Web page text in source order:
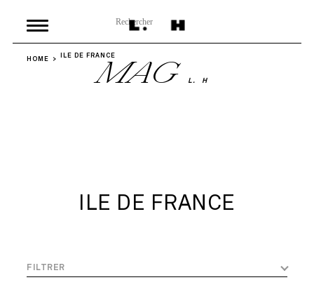
HOME
ILE DE FRANCE
MAG L. H
ILE DE FRANCE
FILTRER